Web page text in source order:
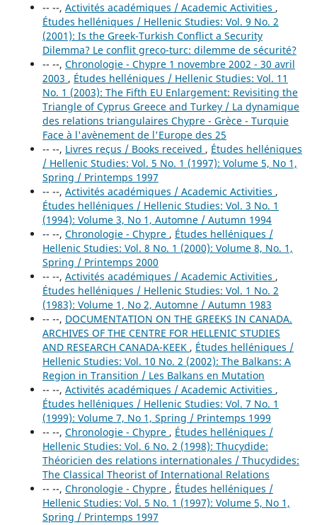
-- --, Activités académiques / Academic Activities ,
Études helléniques / Hellenic Studies: Vol. 9 No. 2
(2001): Is the Greek-Turkish Conflict a Security
Dilemma? Le conflit greco-turc: dilemme de sécurité?
-- --, Chronologie - Chypre 1 novembre 2002 - 30 avril
2003 , Études helléniques / Hellenic Studies: Vol. 11
No. 1 (2003): The Fifth EU Enlargement: Revisiting the
Triangle of Cyprus Greece and Turkey / La dynamique
des relations triangulaires Chypre - Grèce - Turquie
Face à l'avènement de l'Europe des 25
-- --, Livres reçus / Books received , Études helléniques
/ Hellenic Studies: Vol. 5 No. 1 (1997): Volume 5, No 1,
Spring / Printemps 1997
-- --, Activités académiques / Academic Activities ,
Études helléniques / Hellenic Studies: Vol. 3 No. 1
(1994): Volume 3, No 1, Automne / Autumn 1994
-- --, Chronologie - Chypre , Études helléniques /
Hellenic Studies: Vol. 8 No. 1 (2000): Volume 8, No. 1,
Spring / Printemps 2000
-- --, Activités académiques / Academic Activities ,
Études helléniques / Hellenic Studies: Vol. 1 No. 2
(1983): Volume 1, No 2, Automne / Autumn 1983
-- --, DOCUMENTATION ON THE GREEKS IN CANADA.
ARCHIVES OF THE CENTRE FOR HELLENIC STUDIES
AND RESEARCH CANADA-KEEK , Études helléniques /
Hellenic Studies: Vol. 10 No. 2 (2002): The Balkans: A
Region in Transition / Les Balkans en Mutation
-- --, Activités académiques / Academic Activities ,
Études helléniques / Hellenic Studies: Vol. 7 No. 1
(1999): Volume 7, No 1, Spring / Printemps 1999
-- --, Chronologie - Chypre , Études helléniques /
Hellenic Studies: Vol. 6 No. 2 (1998): Thucydide:
Théoricien des relations internationales / Thucydides:
The Classical Theorist of International Relations
-- --, Chronologie - Chypre , Études helléniques /
Hellenic Studies: Vol. 5 No. 1 (1997): Volume 5, No 1,
Spring / Printemps 1997